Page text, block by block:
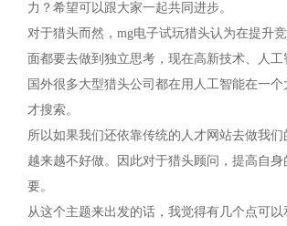
力？希望可以跟大家一起共同进步。
对于猎头而然，mg电子试玩猎头认为在提升
面都要去做到独立思考，现在高新技术、人工
国外很多大型猎头公司都在用人工智能在一个
才搜索。
所以如果我们还依靠传统的人才网站去做我们
越来越不好做。因此对于猎头顾问，提高自
要。
从这个主题来出发的话，我觉得有几个点可以